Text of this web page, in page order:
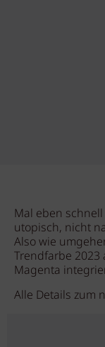
Mal eben
utopisch, nicht
Also wie
Trendfarbe 2023
Magenta
Alle Details zum